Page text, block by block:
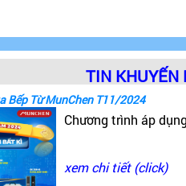
TIN KHUYẾN
Bếp Từ MunChen T11/2024
Chương trình áp
xem chi tiết (click)